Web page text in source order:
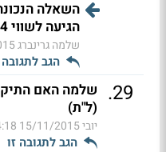
השאלה
הגיעה לשווי 4 מיליארד???
שלמה גרינברג
הגב לתגובה
29
. שלמה האם
(ל"ת)
יובי15/11/2015 14:18
הגב לתגובה זו